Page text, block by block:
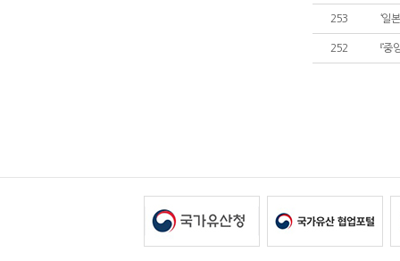
253 ‘일
252 『